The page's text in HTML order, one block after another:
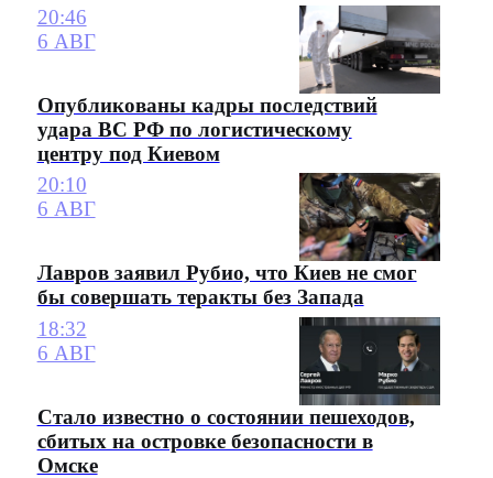
20:46
6 АВГ
Опубликованы кадры последствий
удара ВС РФ по логистическому
центру под Киевом
20:10
6 АВГ
Лавров заявил Рубио, что Киев не смог
бы совершать теракты без Запада
18:32
6 АВГ
Стало известно о состоянии пешеходов,
сбитых на островке безопасности в
Омске